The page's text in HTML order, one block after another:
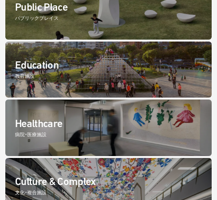
Public Place
パブリックプレイス
Education
教育施設
Healthcare
病院・医療施設
Culture & Complex
文化・複合施設